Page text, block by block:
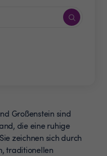
Großenstein sind
die eine ruhige
zeichnen sich durch
traditionellen